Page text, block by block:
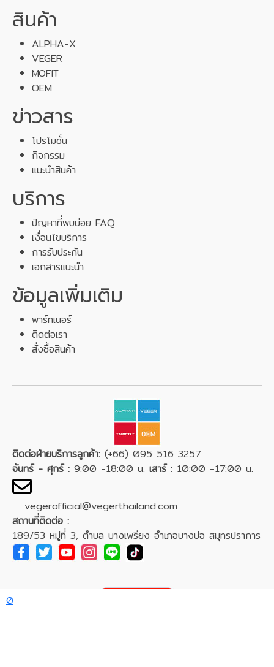
0
สินค้า
ALPHA-X
VEGER
MOFIT
OEM
ข่าวสาร
โปรโมชั่น
กิจกรรม
แนะนำสินค้า
บริการ
ปัญหาที่พบบ่อย FAQ
เงื่อนไขบริการ
การรับประกัน
เอกสารแนะนำ
ข้อมูลเพิ่มเติม
พาร์ทเนอร์
ติดต่อเรา
สั่งซื้อสินค้า
ติดต่อฝ่ายบริการลูกค้า: (+66) 095 516 3257
จันทร์ - ศุกร์ : 9:00 -18:00 น. เสาร์ : 10:00 -17:00 น.
vegerofficial@vegerthailand.com
สถานที่ติดต่อ :
189/53 หมู่ที่ 3, ตำบล บางเพรียง อำเภอบางบ่อ สมุทรปราการ